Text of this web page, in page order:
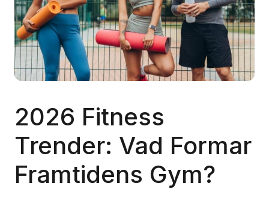
2026 Fitness
Trender: Vad Formar
Framtidens Gym?